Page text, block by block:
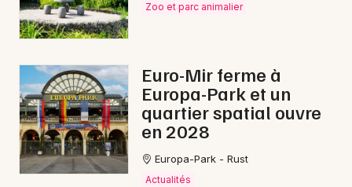
Choisir mes départements
Zoo et parc animalier
Euro-Mir ferme à
Europa-Park et un
quartier spatial ouvre
en 2028
Europa-Park - Rust
Actualités